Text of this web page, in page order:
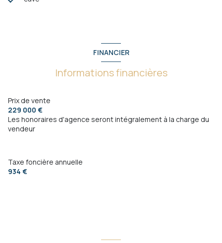
FINANCIER
Informations financières
Prix de vente
229 000 €
Les honoraires d'agence seront intégralement à la charge du
vendeur
Taxe foncière annuelle
934 €